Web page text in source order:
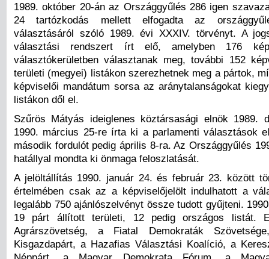
1989. október 20-án az Országgyűlés 286 igen
24 tartózkodás mellett elfogadta az
választásáról szóló 1989. évi XXXIV. törvényt. A
választási rendszert írt elő, amelyben 176
választókerületben választanak meg, további 152
területi (megyei) listákon szerezhetnek meg a pártok,
képviselői mandátum sorsa az aránytalanságokat
listákon dől el.
Szűrös Mátyás ideiglenes köztársasági elnök 1989.
1990. március 25-re írta ki a parlamenti választások
második fordulót pedig április 8-ra. Az Országgyűlés
hatállyal mondta ki önmaga feloszlatását.
A jelöltállítás 1990. január 24. és február 23. között
értelmében csak az a képviselőjelölt indulhatott a
legalább 750 ajánlószelvényt össze tudott gyűjteni.
19 párt állított területi, 12 pedig országos listát.
Agrárszövetség, a Fiatal Demokraták
Kisgazdapárt, a Hazafias Választási Koalíció, a